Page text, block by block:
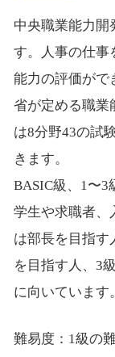
中央職業能力開
す。人事の仕事
能力の評価がで
省が定める職業
は8分野43の試
きます。
BASIC級、1〜3
学生や求職者、
は部長を目指す
を目指す人、3
に向いています。
難易度：1級の